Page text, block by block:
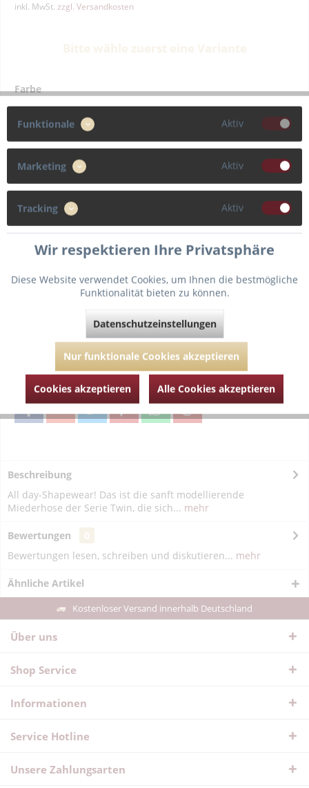
inkl. MwSt. zzgl. Versandkosten
Farbe
S XS M L
XL
In denWarenkorb
Merken Fragen zum Artikel?
Artikel-Nr.: 1783-schwarz-L
Beschreibung
All day-Shapewear! Das ist die sanft modellierende
Miederhose der Serie Twin, die sich... mehr
Bewertungen
Bewertungen lesen, schreiben und diskutieren... mehr
Ähnliche Artikel
Kostenloser Versand innerhalb Deutschland
Über uns
Shop Service
Informationen
Service Hotline
Unsere Zahlungsarten
Funktionale Aktiv
Marketing Aktiv
Tracking Aktiv
Wir respektieren Ihre Privatsphäre
Diese Website verwendet Cookies, um Ihnen die bestmögliche
Funktionalität bieten zu können.
Datenschutzeinstellungen
Nur funktionale Cookies akzeptieren
Cookies akzeptieren Alle Cookies akzeptieren